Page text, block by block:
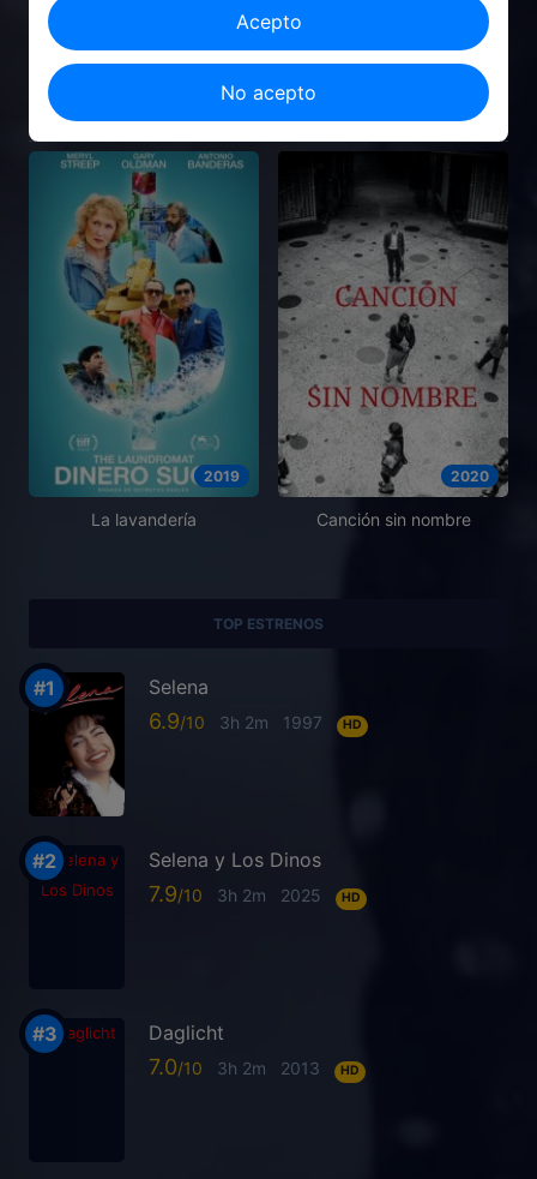
2019
La lavandería
2020
Canción sin nombre
TOP ESTRENOS
Selena
6.9 3h 2m 1997 HD
Selena y Los Dinos
7.9 3h 2m 2025 HD
Daglicht
7.0 3h 2m 2013 HD
Acepto
No acepto